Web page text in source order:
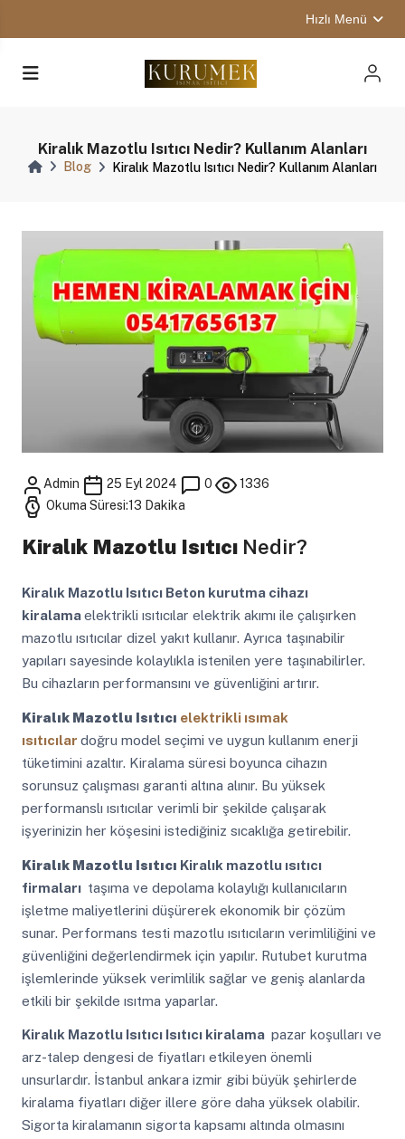
Hızlı Menü
Kiralık Mazotlu Isıtıcı Nedir? Kullanım Alanları
Blog Kiralık Mazotlu Isıtıcı Nedir? Kullanım Alanları
Admin 25 Eyl 2024 0
1336
Okuma Süresi:13 Dakika
Kiralık Mazotlu IsıtıcıNedir?
Kiralık Mazotlu IsıtıcıBeton kurutma cihazı
kiralamaelektrikli ısıtıcılar elektrik akımı ile çalışırken
mazotlu ısıtıcılar dizel yakıt kullanır. Ayrıca taşınabilir
yapıları sayesinde kolaylıkla istenilen yere taşınabilirler.
Bu cihazların performansını ve güvenliğini artırır.
Kiralık Mazotlu Isıtıcı elektrikli ısımak
ısıtıcılar doğru model seçimi ve uygun kullanım enerji
tüketimini azaltır. Kiralama süresi boyunca cihazın
sorunsuz çalışması garanti altına alınır. Bu yüksek
performanslı ısıtıcılar verimli bir şekilde çalışarak
işyerinizin her köşesini istediğiniz sıcaklığa getirebilir.
Kiralık Mazotlu Isıtıcı Kiralık mazotlu ısıtıcı
firmaları taşıma ve depolama kolaylığı kullanıcıların
işletme maliyetlerini düşürerek ekonomik bir çözüm
sunar. Performans testi mazotlu ısıtıcıların verimliliğini ve
güvenliğini değerlendirmek için yapılır. Rutubet kurutma
işlemlerinde yüksek verimlilik sağlar ve geniş alanlarda
etkili bir şekilde ısıtma yaparlar.
Kiralık Mazotlu IsıtıcıIsıtıcı kiralama pazar koşulları ve
arz-talep dengesi de fiyatları etkileyen önemli
unsurlardır. İstanbul ankara izmir gibi büyük şehirlerde
kiralama fiyatları diğer illere göre daha yüksek olabilir.
Sigorta kiralamanın sigorta kapsamı altında olmasını